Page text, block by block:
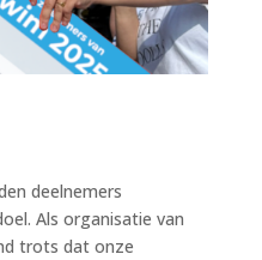
deelnemers
Als organisatie van
trots dat onze